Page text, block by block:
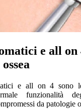
e all
e all on 4 sono
funzionalità
da patologie